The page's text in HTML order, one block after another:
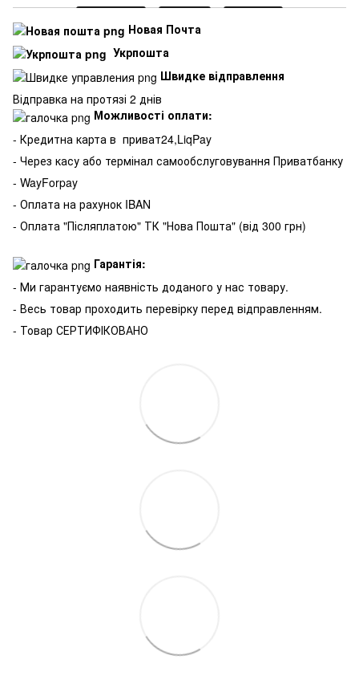
Новая Почта
Укрпошта
Швидке відправлення
Відправка на протязі 2 днів
Можливості оплати:
- Кредитна карта в приват24,LiqPay
- Через касу або термінал самообслуговування Приватбанку
- WayForpay
- Оплата на рахунок IBAN
- Оплата "Післяплатою" ТК "Нова Пошта" (від 300 грн)
Гарантія:
- Ми гарантуємо наявність доданого у нас товару.
- Весь товар проходить перевірку перед відправленням.
- Товар СЕРТИФІКОВАНО